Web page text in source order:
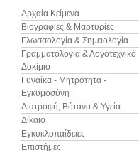
Αρχαία Κείμενα
Βιογραφίες & Μαρτυρίες
Γλωσσολογία & Σημειολογία
Γραμματολογία & Λογοτεχνικό
Δοκίμιο
Γυναίκα - Μητρότητα -
Εγκυμοσύνη
Διατροφή, Βότανα & Υγεία
Δίκαιο
Εγκυκλοπαίδειες
Επιστήμες